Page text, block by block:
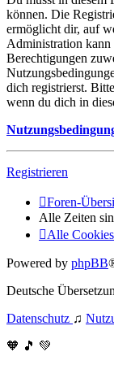
können. Die
ermöglicht dir, auf
Administration kann
Berechtigungen
dich registrierst.
wenn du dich in
Registrieren
Foren-
Alle Zeiten
Alle
Powered by phpBB
Deutsche
Datenschutz ♫
🧡 🎵 💚